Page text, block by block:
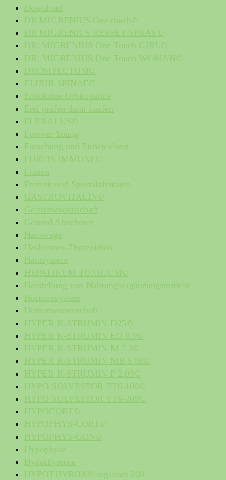
Download
DR MIGRENIUS One touch©
DR MIGRENIUS RESSET SPRAY©
DR. MIGRENIUS One Touch GIRL©
DR. MIGRENIUS One Touch WOMAN©
DROSIPECTUM©
ELIXIR SPINAE©
Endokrine Orbitopathie
Erst prüfen dann kaufen
FLEXALUS©
Forever Young
Forschung und Entwicklung
FORTIS IMMUNE©
Frauen
Freizeit und Sportaktivitäten
GASTROVITALIN©
Geisteswissenschaft
Gesund Abnehmen
Harnwege
Hashimoto-Thyreoiditis
Hautsystem
HEPATIKUM TONICUM©
Herstellung von Nahrungsergänzungsmitteln
Hormonsystem
Humanwissenschaft
HYPER K-STRUMIN D25©
HYPER K-STRUMIN EO 0.9©
HYPER K-STRUMIN M 7.3©
HYPER K-STRUMIN MB 5.08©
HYPER K-STRUMIN P 2.09©
HYPO SOLVESTOR TT6-100©
HYPO SOLVESTOR TT6-200©
HYPOCORT©
HYPOPHYS-CORT©
HYPOPHYS-GON©
Hypophyse
Hypothyreose
HYPOTHYROX© reglosan 200